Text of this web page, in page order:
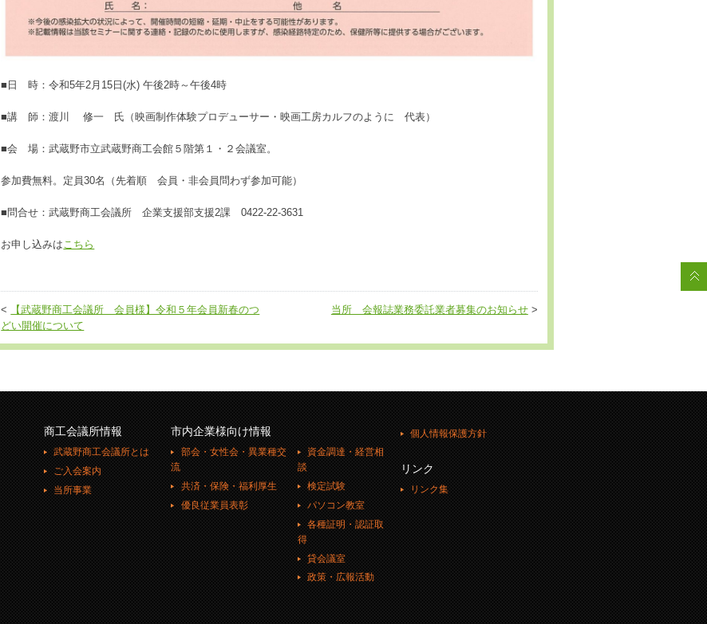
■日 時：令和5年2月15日(水) 午後2時～午後4時
■講 師：渡川 修一 氏（映画制作体験プロデューサー・映画工房カルフのように 代表）
■会 場：武蔵野市立武蔵野商工会館５階第１・２会議室。
参加費無料。定員30名（先着順 会員・非会員問わず参加可能）
■問合せ：武蔵野商工会議所 企業支援部支援2課 0422-22-3631
お申し込みはこちら
<
【武蔵野商工会議所 会員様】令和５年会員新春のつ
どい開催について
当所 会報誌業務委託業者募集のお知らせ>
商工会議所情報
武蔵野商工会議所とは
ご入会案内
当所事業
市内企業様向け情報
部会・女性会・異業種交
流
共済・保険・福利厚生
優良従業員表彰
資金調達・経営相
談
検定試験
パソコン教室
各種証明・認証取
得
貸会議室
政策・広報活動
個人情報保護方針
リンク
リンク集